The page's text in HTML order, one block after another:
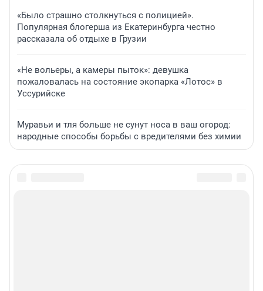
«Было страшно столкнуться с полицией».
Популярная блогерша из Екатеринбурга честно
рассказала об отдыхе в Грузии
«Не вольеры, а камеры пыток»: девушка
пожаловалась на состояние экопарка «Лотос» в
Уссурийске
Муравьи и тля больше не сунут носа в ваш огород:
народные способы борьбы с вредителями без химии